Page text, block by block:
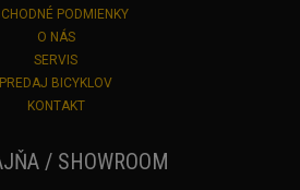
PODMIENKY
O NÁS
SERVIS
PREDAJ BICYKLOV
KONTAKT
/ SHOWROOM